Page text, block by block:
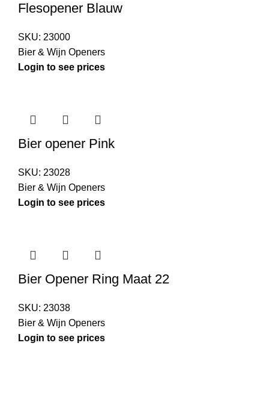
Flesopener Blauw
SKU: 23000
Bier & Wijn Openers
Login to see prices
Bier opener Pink
SKU: 23028
Bier & Wijn Openers
Login to see prices
Bier Opener Ring Maat 22
SKU: 23038
Bier & Wijn Openers
Login to see prices